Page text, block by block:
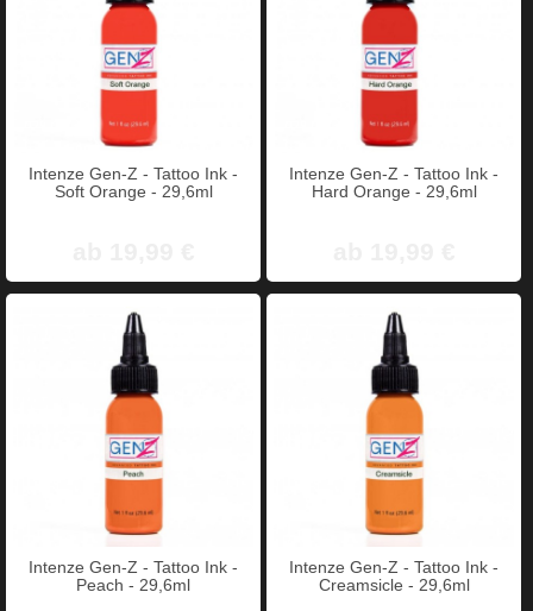
Intenze Gen-Z - Tattoo Ink -
Soft Orange - 29,6ml
Intenze Gen-Z - Tattoo Ink -
Hard Orange - 29,6ml
Intenze Gen-Z - Tattoo Ink -
Peach - 29,6ml
Intenze Gen-Z - Tattoo Ink -
Creamsicle - 29,6ml